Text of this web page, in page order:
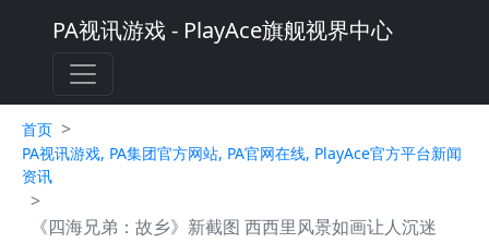
PA视讯游戏 - PlayAce旗舰视界中心
首页 >
PA视讯游戏, PA集团官方网站, PA官网在线, PlayAce官方平台新闻
资讯
>
《四海兄弟：故乡》新截图 西西里风景如画让人沉迷